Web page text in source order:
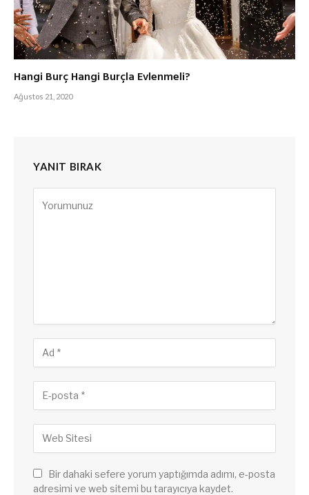
Hangi Burç Hangi Burçla Evlenmeli?
Ağustos 21, 2020
YANIT BIRAK
Bir dahaki sefere yorum yaptığımda adımı, e-posta
adresimi ve web sitemi bu tarayıcıya kaydet.